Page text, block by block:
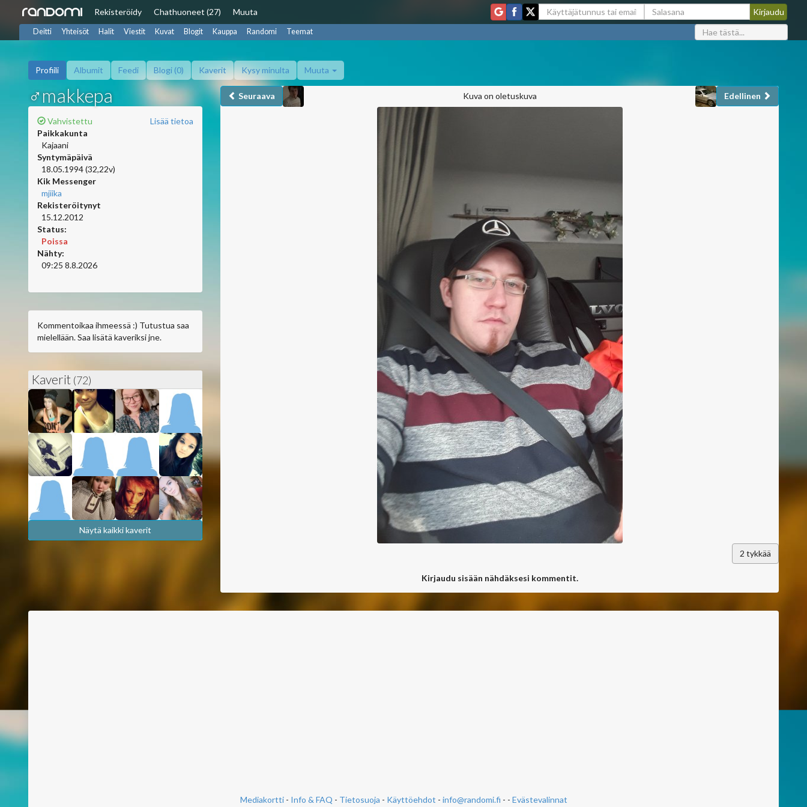
Rekisteröidy Chathuoneet (27) Muuta
Deitti Yhteisöt Halit Viestit Kuvat Blogit Kauppa Randomi Teemat
Profiili Albumit Feedi Blogi (0) Kaverit Kysy minulta Muuta
Seuraava Kuva on oletuskuva Edellinen
2 tykkää
Kirjaudu sisään nähdäksesi kommentit.
♂makkepa
Lisää tietoa
Vahvistettu
Paikkakunta
Kajaani
Syntymäpäivä
18.05.1994 (32,22v)
Kik Messenger
mjiika
Rekisteröitynyt
15.12.2012
Status:
Poissa
Nähty:
09:25 8.8.2026
Kommentoikaa ihmeessä :) Tutustua saa
mielellään. Saa lisätä kaveriksi jne.
Kaverit (72)
Näytä kaikki kaverit
Mediakortti- Info & FAQ - Tietosuoja - Käyttöehdot - info@randomi.fi - - Evästevalinnat